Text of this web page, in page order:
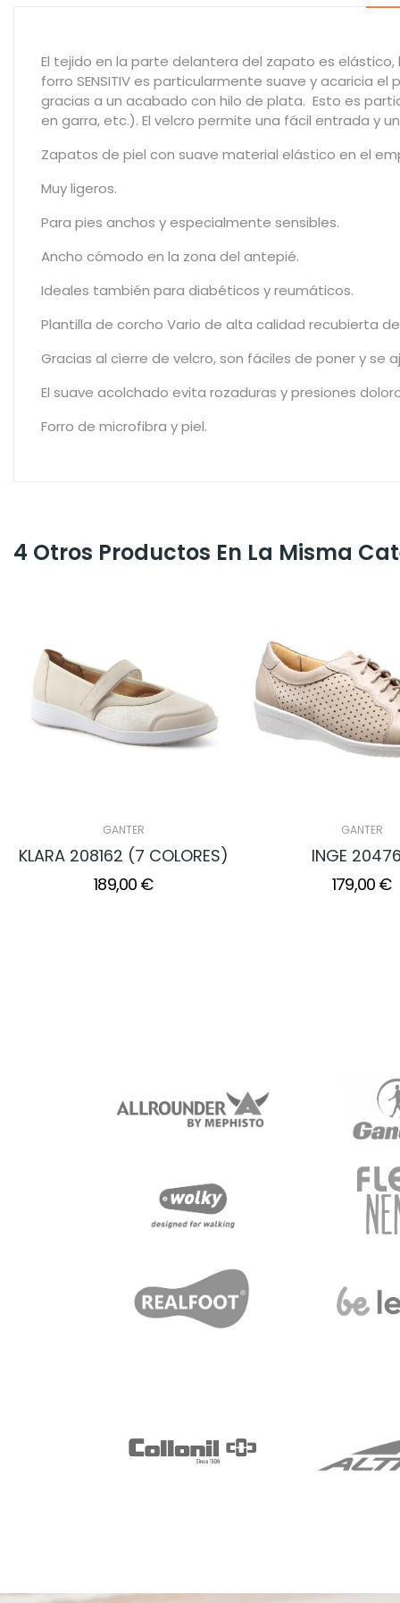
El tejido en la parte delantera del zapato es
forro SENSITIV es particularmente suave y acaricia
gracias a un acabado con hilo de plata. Esto es
en garra, etc.). El velcro permite una fácil entrada y
Zapatos de piel con suave material elástico en el
Muy ligeros.
Para pies anchos y especialmente sensibles.
Ancho cómodo en la zona del antepié.
Ideales también para diabéticos y reumáticos.
Plantilla de corcho Vario de alta calidad recubierta
Gracias al cierre de velcro, son fáciles de poner y
El suave acolchado evita rozaduras y presiones
Forro de microfibra y piel.
4 Otros Productos En La Misma
GANTER
KLARA 208162 (7 COLORES)
189,00 €
GANTER
INGE
179,00 €